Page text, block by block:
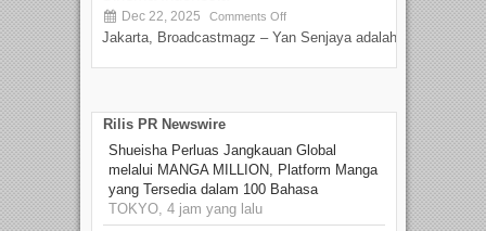
Dec 22, 2025 Comments Off
Jakarta, Broadcastmagz – Yan Senjaya adalah...
Rilis PR Newswire
Shueisha Perluas Jangkauan Global
melalui MANGA MILLION, Platform Manga
yang Tersedia dalam 100 Bahasa
TOKYO, 4 jam yang lalu